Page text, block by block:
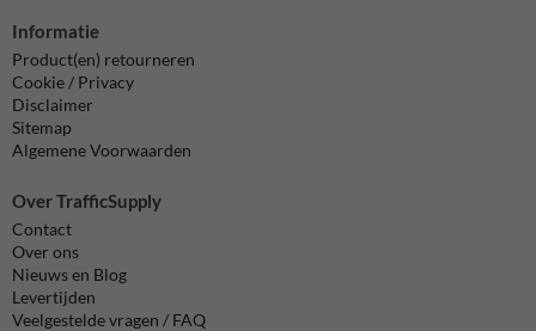
Informatie
Product(en) retourneren
Cookie / Privacy
Disclaimer
Sitemap
Algemene Voorwaarden
Over TrafficSupply
Contact
Over ons
Nieuws en Blog
Levertijden
Veelgestelde vragen / FAQ